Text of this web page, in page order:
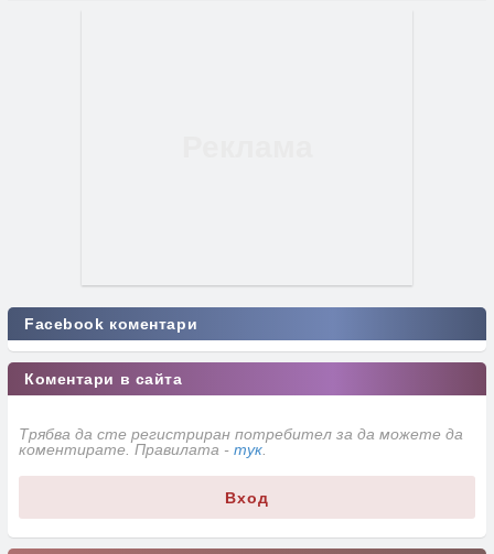
Facebook коментари
Коментари в сайта
Трябва да сте регистриран потребител за да можете да
коментирате. Правилата - тук
Вход